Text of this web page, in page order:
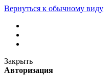
Вернуться к обычному виду
Закрыть
Авторизация